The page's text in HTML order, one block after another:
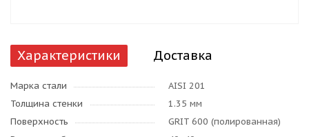
Характеристики Доставка
Марка стали
AISI 201
Толщина стенки
1.35 мм
Поверхность
GRIT 600 (полированная)